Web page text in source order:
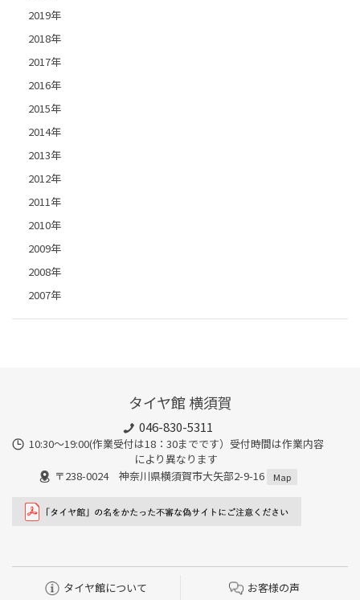
2019年
2018年
2017年
2016年
2015年
2014年
2013年
2012年
2011年
2010年
2009年
2008年
2007年
タイヤ館 横須賀
046-830-5311
10:30～19:00(作業受付は18：30までです）受付時間は作業内容
により異なります
〒238-0024 神奈川県横須賀市大矢部2-9-16
Map
タイヤ館について お客様の声